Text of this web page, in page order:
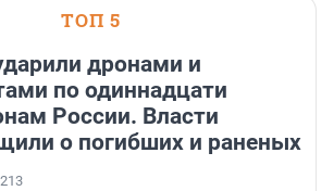
ТОП 5
дронами и
по одиннадцати
России. Власти
о погибших и раненых